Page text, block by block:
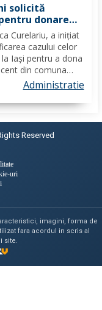
solicită
donarea
în cazul
Curelariu, a inițiat
cazului celor
Iași pentru a dona
din comuna
fost transmise
Administratie
Reserved
uri
imagini, forma de
fara acordul in scris al
site.